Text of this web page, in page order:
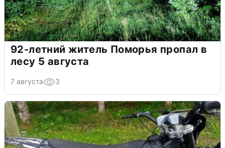
92-летний житель Поморья пропал в
лесу 5 августа
7 августа 3